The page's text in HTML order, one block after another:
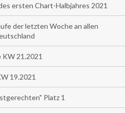
ersten Chart-Halbjahres 2021
der letzten Woche an allen
21.2021
19.2021
Platz 1